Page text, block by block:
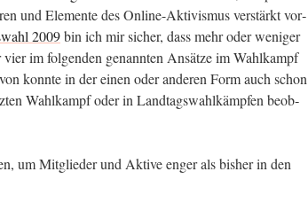
und Ele­men­te des Online-Akti­vis­mus ver­stärkt vor­
2009bin ich mir sicher, dass mehr oder weni­ger
vier im fol­gen­den genann­ten Ansät­ze im Wahl­kampf
konn­te in der einen oder ande­ren Form auch schon
Wahl­kampf oder in Land­tags­wahl­kämp­fen beob­
um Mit­glie­der und Akti­ve enger als bis­her in den